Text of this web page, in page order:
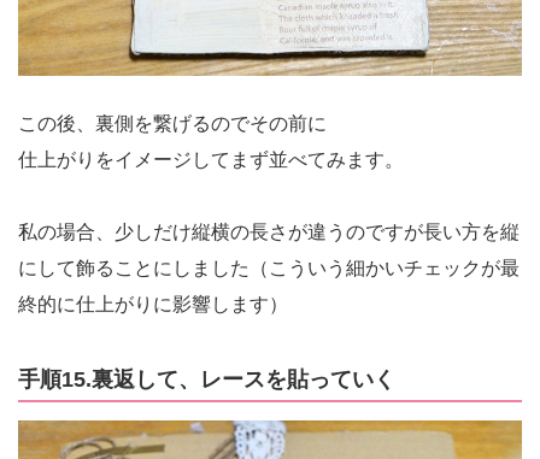
この後、裏側を繋げるのでその前に
仕上がりをイメージしてまず並べてみます。
私の場合、少しだけ縦横の長さが違うのですが長い方を縦
にして飾ることにしました（こういう細かいチェックが最
終的に仕上がりに影響します）
手順15.裏返して、レースを貼っていく